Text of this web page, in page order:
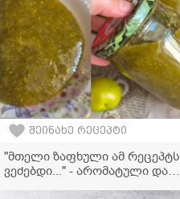
შეინახე რეცეპტი
"მთელი ზაფხული ამ რეცეპტს
ვეძებდი..." - არომატული და